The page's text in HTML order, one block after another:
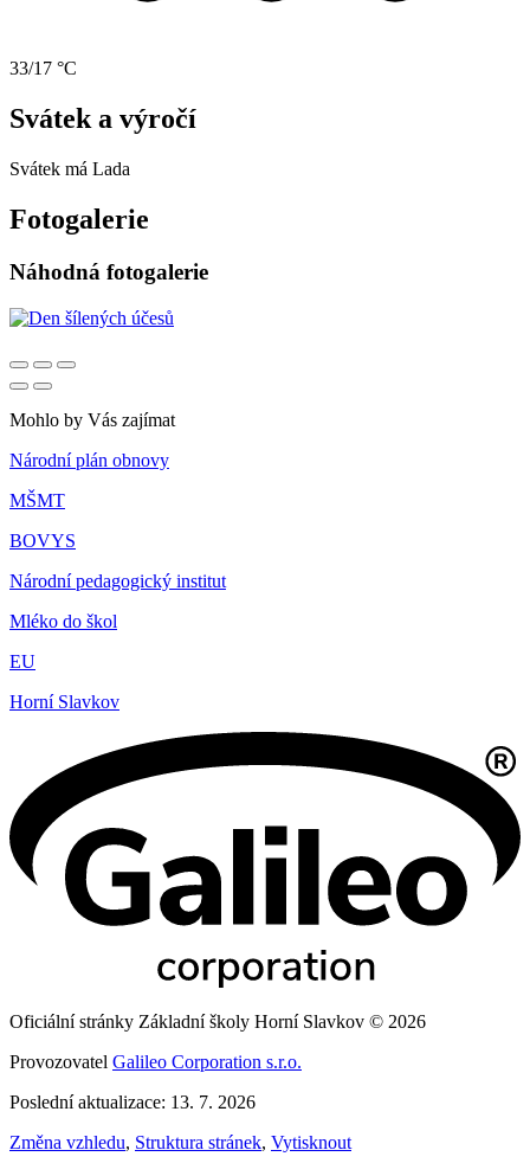
33/17 °C
Svátek a výročí
Svátek má Lada
Fotogalerie
Náhodná fotogalerie
Mohlo by Vás zajímat
Národní plán obnovy
MŠMT
BOVYS
Národní pedagogický institut
Mléko do škol
EU
Horní Slavkov
Oficiální stránky Základní školy Horní Slavkov © 2026
Provozovatel Galileo Corporation s.r.o.
Poslední aktualizace: 13. 7. 2026
Změna vzhledu, Struktura stránek, Vytisknout